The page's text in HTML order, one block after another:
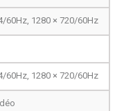
60Hz, 1280 × 720/60Hz
60Hz, 1280 × 720/60Hz